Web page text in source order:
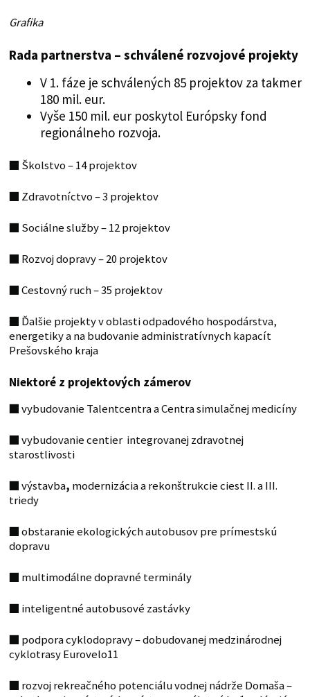
Grafika
Rada partnerstva – schválené rozvojové projekty
V 1. fáze je schválených 85 projektov za takmer
180 mil. eur.
Vyše 150 mil. eur poskytol Európsky fond
regionálneho rozvoja.
■ Školstvo – 14 projektov
■ Zdravotníctvo – 3 projektov
■ Sociálne služby – 12 projektov
■ Rozvoj dopravy – 20 projektov
■Cestovný ruch – 35 projektov
■ Ďalšie projekty v oblasti odpadového hospodárstva,
energetiky a na budovanie administratívnych kapacít
Prešovského kraja
Niektoré z projektových zámerov
■vybudovanie Talentcentra a Centra simulačnej medicíny
■vybudovanie centier integrovanej zdravotnej
starostlivosti
■výstavba, modernizácia a rekonštrukcie ciest II. a III.
triedy
■obstaranie ekologických autobusov pre prímestskú
dopravu
■ multimodálne dopravné terminály
■ inteligentné autobusové zastávky
■ podpora cyklodopravy – dobudovanej medzinárodnej
cyklotrasy Eurovelo11
■ rozvoj rekreačného potenciálu vodnej nádrže Domaša –